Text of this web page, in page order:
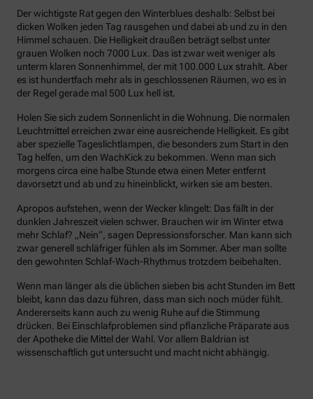
Der wichtigste Rat gegen den Winterblues deshalb: Selbst bei
dicken Wolken jeden Tag rausgehen und dabei ab und zu in den
Himmel schauen. Die Helligkeit draußen beträgt selbst unter
grauen Wolken noch 7000 Lux. Das ist zwar weit weniger als
unterm klaren Sonnenhimmel, der mit 100.000 Lux strahlt. Aber
es ist hundertfach mehr als in geschlossenen Räumen, wo es in
der Regel gerade mal 500 Lux hell ist.
Holen Sie sich zudem Sonnenlicht in die Wohnung. Die normalen
Leuchtmittel erreichen zwar eine ausreichende Helligkeit. Es gibt
aber spezielle Tageslichtlampen, die besonders zum Start in den
Tag helfen, um den WachKick zu bekommen. Wenn man sich
morgens circa eine halbe Stunde etwa einen Meter entfernt
davorsetzt und ab und zu hineinblickt, wirken sie am besten.
Apropos aufstehen, wenn der Wecker klingelt: Das fällt in der
dunklen Jahreszeit vielen schwer. Brauchen wir im Winter etwa
mehr Schlaf? „Nein“, sagen Depressionsforscher. Man kann sich
zwar generell schläfriger fühlen als im Sommer. Aber man sollte
den gewohnten Schlaf-Wach-Rhythmus trotzdem beibehalten.
Wenn man länger als die üblichen sieben bis acht Stunden im Bett
bleibt, kann das dazu führen, dass man sich noch müder fühlt.
Andererseits kann auch zu wenig Ruhe auf die Stimmung
drücken. Bei Einschlafproblemen sind pflanzliche Präparate aus
der Apotheke die Mittel der Wahl. Vor allem Baldrian ist
wissenschaftlich gut untersucht und macht nicht abhängig.